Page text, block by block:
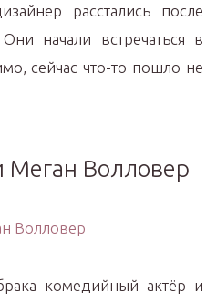
расстались после
начали встречаться в
сейчас что-то пошло не
Меган Волловер
комедийный актёр и